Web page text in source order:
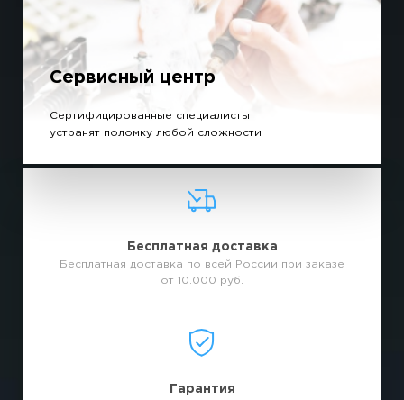
Сервисный центр
Сертифицированные специалисты
устранят поломку любой сложности
Бесплатная доставка
Бесплатная доставка по всей России при заказе
от 10.000 руб.
Гарантия